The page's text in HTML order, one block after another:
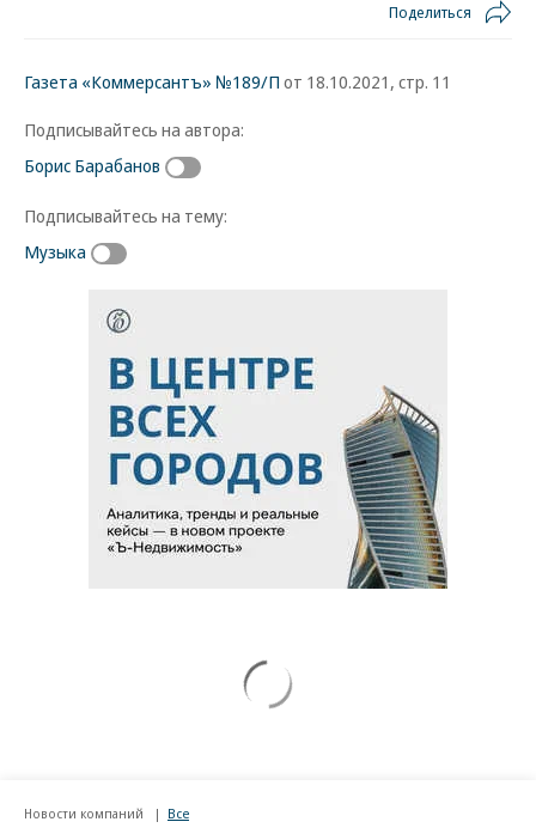
Поделиться
Газета «Коммерсантъ» №189/П от 18.10.2021, стр. 11
Подписывайтесь на автора:
Борис Барабанов
Подписывайтесь на тему:
Музыка
Новости компаний Все